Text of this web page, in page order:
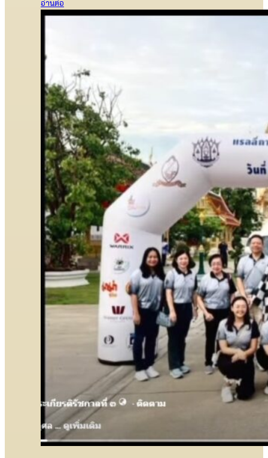
อ่านต่อ